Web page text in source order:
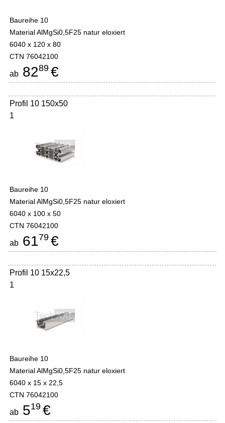
Baureihe 10
Material AlMgSi0,5F25 natur eloxiert
6040 x 120 x 80
CTN 76042100
ab 8289 €
Profil 10 150x50
1
Baureihe 10
Material AlMgSi0,5F25 natur eloxiert
6040 x 100 x 50
CTN 76042100
ab 6179 €
Profil 10 15x22,5
1
Baureihe 10
Material AlMgSi0,5F25 natur eloxiert
6040 x 15 x 22,5
CTN 76042100
ab 519 €